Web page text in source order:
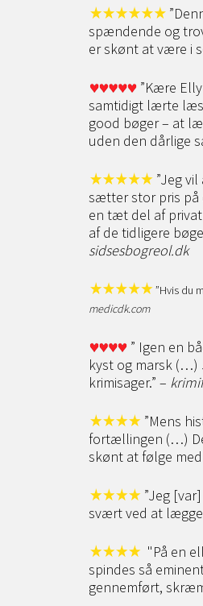
spændende og
er skønt at være i
”Kære
samtidigt lærte
good bøger – at
uden den dårlige
”Jeg
sætter stor pris på
en tæt del af
af de tidligere
sidsesbogreol.dk
”Hvis du
medicdk.com
” Igen en
kyst og marsk (…)
krimisager.” –
”Mens
fortællingen (…)
skønt at følge
”Jeg
svært ved at lægge
"På en
spindes så
gennemført,